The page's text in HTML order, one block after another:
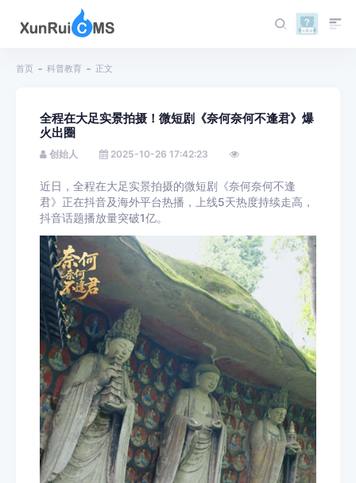
首页 科普教育 正文
全程在大足实景拍摄！微短剧《奈何奈何不逢君》爆
火出圈
创始人 2025-10-26 17:42:23
近日，全程在大足实景拍摄的微短剧《奈何奈何不逢
君》正在抖音及海外平台热播，上线5天热度持续走高，
抖音话题播放量突破1亿。